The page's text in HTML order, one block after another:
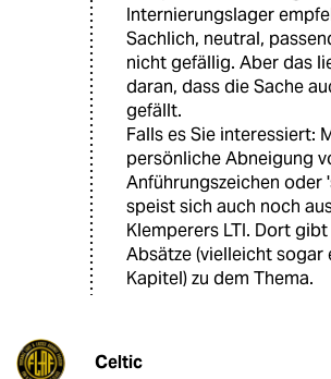
Internierungslager
Sachlich, neutral,
nicht gefällig. Aber das
daran, dass die Sache
gefällt.
Falls es Sie interessiert:
persönliche Abneigung
Anführungszeichen oder
speist sich auch noch
Klemperers LTI. Dort
Absätze (vielleicht sogar
Kapitel) zu dem Thema.
Celtic